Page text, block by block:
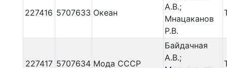
227416 5707633 Океан
А.В.;
Мнацаканов
Р.В.
227417 5707634 Мода СССР
Байдачная
А.В.;